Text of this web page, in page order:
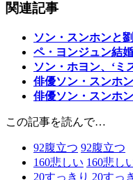
関連記事
ソン・スンホンと
ペ・ヨンジュン結
ソン・ホヨン、‘ミ
俳優ソン・スンホ
俳優ソン・スンホ
この記事を読んで…
92腹立つ 92腹立つ
160悲しい 160悲し
20すっきり 20すっ